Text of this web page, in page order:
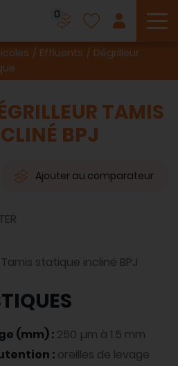
0
Effluents
Dégrilleur
TAMIS
BPJ
Ajouter au comparateur
statique incliné BPJ
(mm) : 250 µm à 1.5 mm
: oreilles de levage